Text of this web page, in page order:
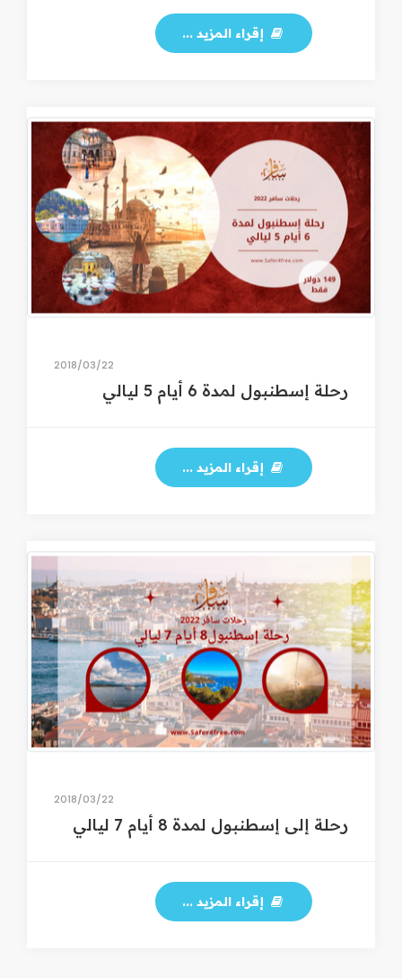
إقراء المزيد ...
22‏/03‏/2018
رحلة إسطنبول لمدة 6 أيام 5 ليالي
إقراء المزيد ...
22‏/03‏/2018
رحلة إلى إسطنبول لمدة 8 أيام 7 ليالي
إقراء المزيد ...